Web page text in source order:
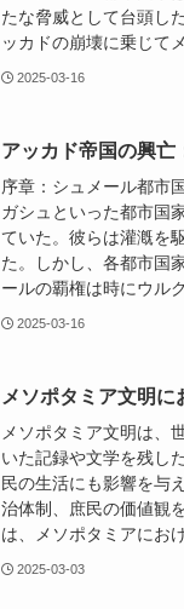
たな脅威として台頭し
ッカドの崩壊に乗じて
2025-03-16
アッカド帝国の興亡
序章：シュメール都市
ガシュといった都市国
ていた。彼らは灌漑を
た。しかし、各都市国
ールの覇権は時にウル
2025-03-16
メソポタミア文明に
メソポタミア文明は、
いた記録や文学を残し
民の生活にも影響を与
治体制、庶民の価値観
は、メソポタミアにお
2025-03-03